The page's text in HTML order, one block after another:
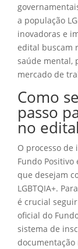
a população
inovadoras e
edital buscam
saúde mental,
mercado de
Como
passo
no edital
O processo
Fundo
que desejam
LGBTQIA+.
é crucial
oficial do
sistema de